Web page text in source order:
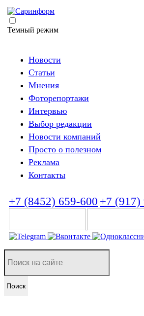
Темный режим
Новости
Статьи
Мнения
Фоторепортажи
Интервью
Выбор редакции
Новости компаний
Просто о полезном
Реклама
Контакты
+7 (8452) 659-600 +7 (917)
Поиск